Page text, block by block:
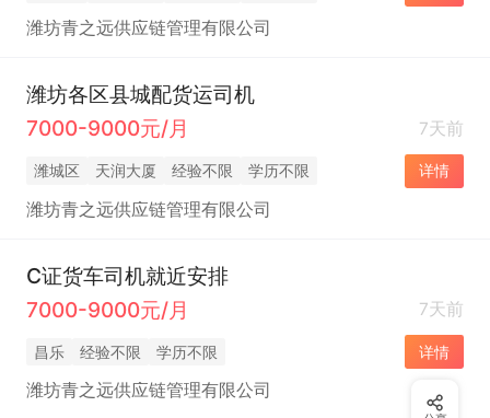
潍坊青之远供应链管理有限公司
潍坊各区县城配货运司机
7000-9000元/月
7天前
潍城区 天润大厦 经验不限 学历不限 详情
潍坊青之远供应链管理有限公司
C证货车司机就近安排
7000-9000元/月
7天前
昌乐 经验不限 学历不限 详情
潍坊青之远供应链管理有限公司